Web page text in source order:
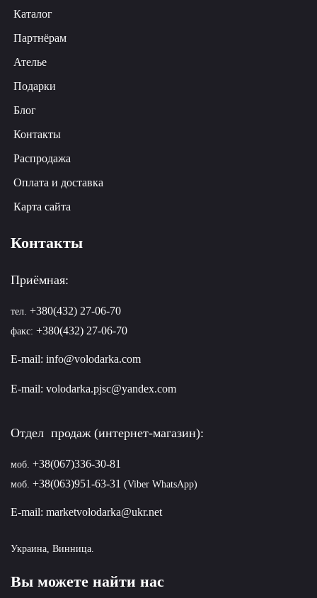
Каталог
Партнёрам
Ателье
Подарки
Блог
Контакты
Распродажа
Оплата и доставка
Карта сайта
Контакты
Приёмная:
тел. +380(432) 27-06-70
факс: +380(432) 27-06-70
E-mail: info@volodarka.com
E-mail: volodarka.pjsc@yandex.com
Отдел продаж (интернет-магазин):
моб. +38(067)336-30-81
моб. +38(063)951-63-31 (Viber WhatsApp)
E-mail: marketvolodarka@ukr.net
Украина, Винница.
Вы можете найти нас